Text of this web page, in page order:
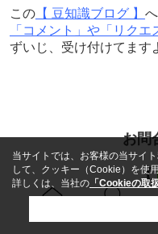
この【 豆知識ブログ 】
「コメント」や「リクエ
ずいじ、受け付けてます
お問
【
が
当サイトでは、お客様の当サイ
して、クッキー（Cookie）を使
詳しくは、当社の 「Cookieの取